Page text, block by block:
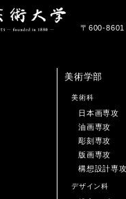
〒600-
美術学部
美術科
日本画専攻
油画専攻
彫刻専攻
版画専攻
構想設計専
デザイン科